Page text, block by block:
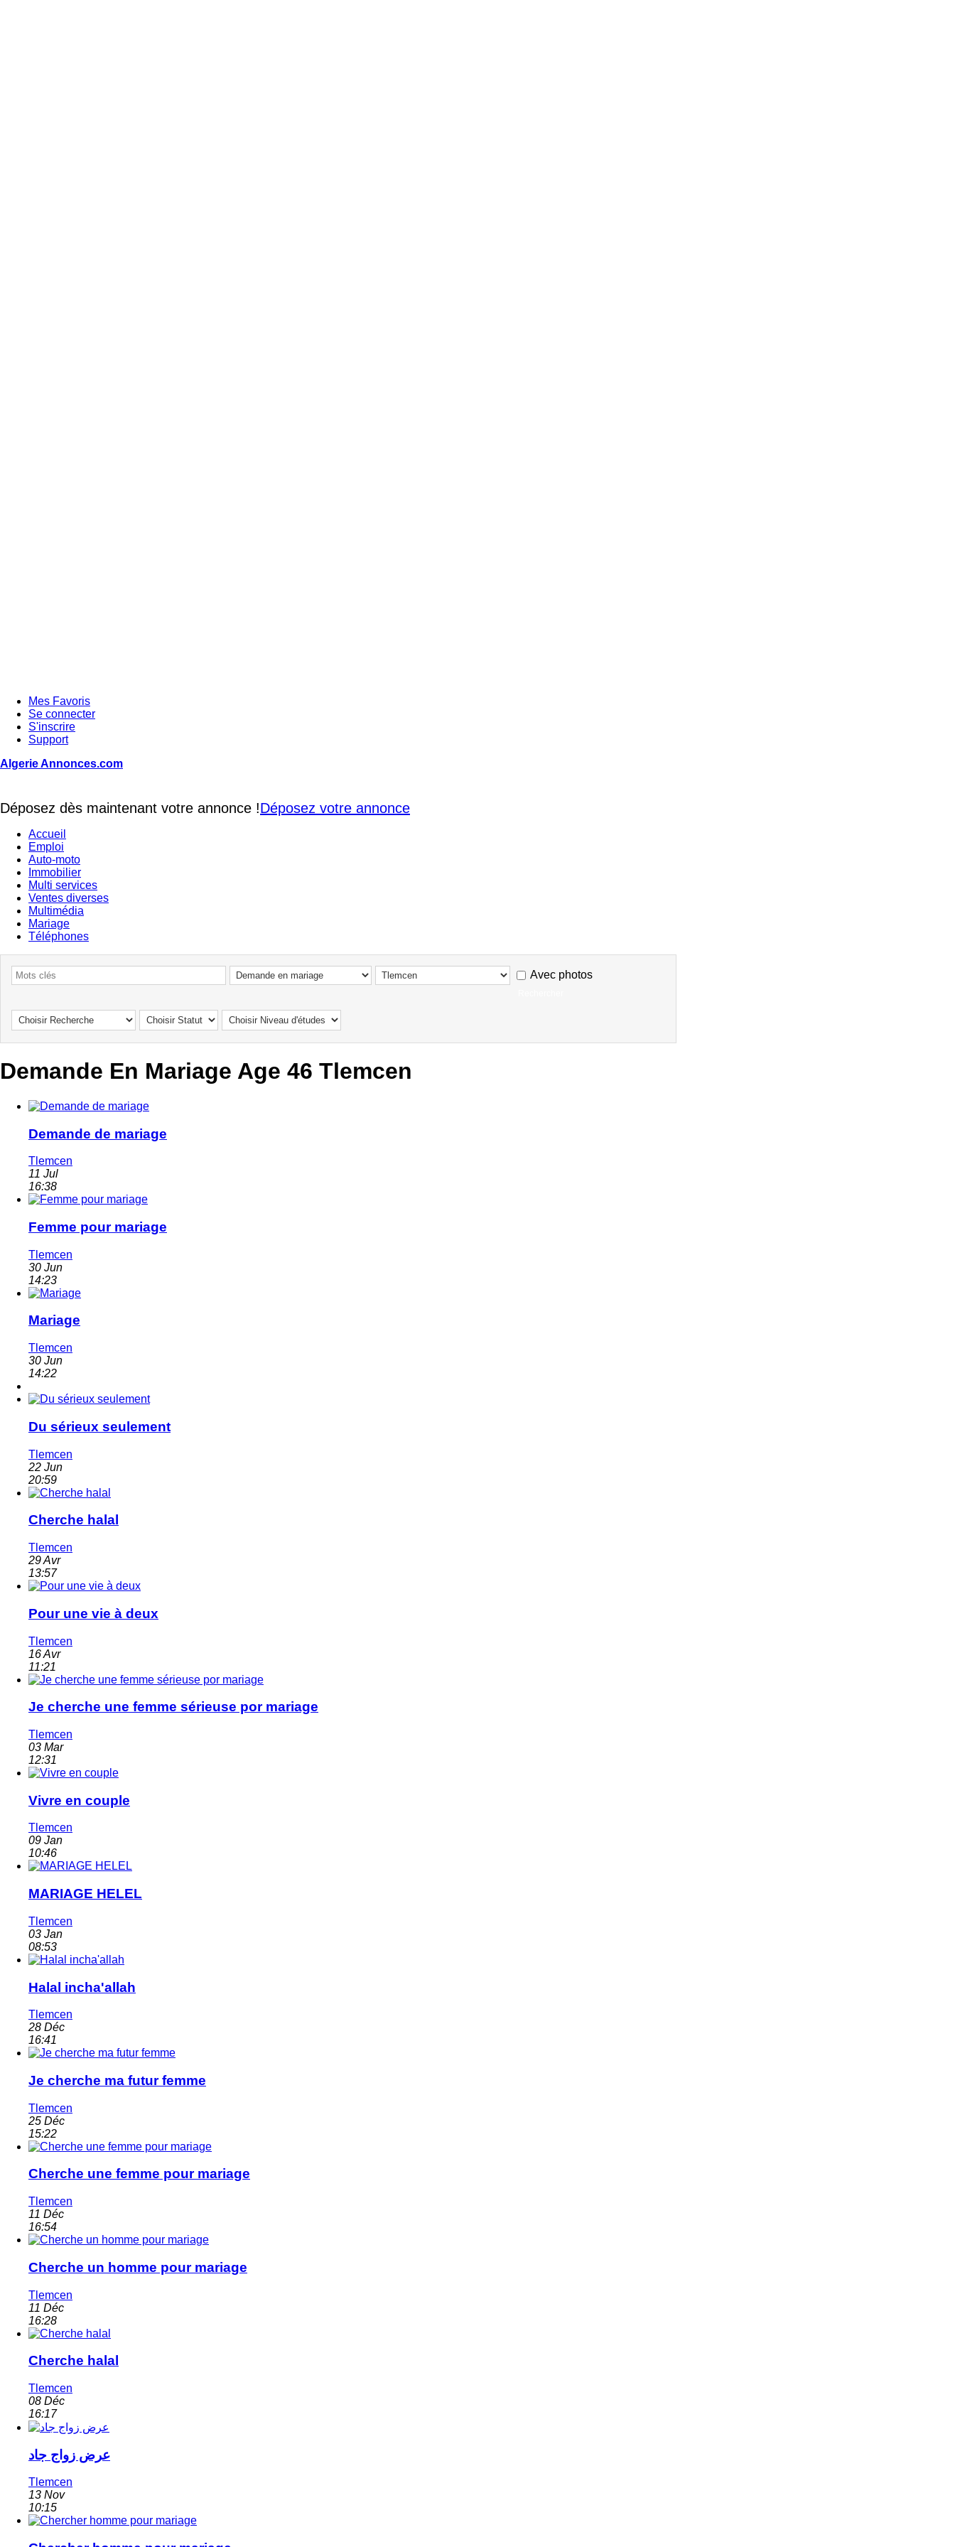
Mes Favoris
Se connecter
S'inscrire
Support
Algerie Annonces.com
Déposez dès maintenant votre annonce !Déposez votre annonce
Accueil
Emploi
Auto-moto
Immobilier
Multi services
Ventes diverses
Multimédia
Mariage
Téléphones
Avec photos
Demande En Mariage Age 46 Tlemcen
Demande de mariage
Tlemcen
11 Jul
16:38
Femme pour mariage
Tlemcen
30 Jun
14:23
Mariage
Tlemcen
30 Jun
14:22
Du sérieux seulement
Tlemcen
22 Jun
20:59
Cherche halal
Tlemcen
29 Avr
13:57
Pour une vie à deux
Tlemcen
16 Avr
11:21
Je cherche une femme sérieuse por mariage
Tlemcen
03 Mar
12:31
Vivre en couple
Tlemcen
09 Jan
10:46
MARIAGE HELEL
Tlemcen
03 Jan
08:53
Halal incha'allah
Tlemcen
28 Déc
16:41
Je cherche ma futur femme
Tlemcen
25 Déc
15:22
Cherche une femme pour mariage
Tlemcen
11 Déc
16:54
Cherche un homme pour mariage
Tlemcen
11 Déc
16:28
Cherche halal
Tlemcen
08 Déc
16:17
عرض زواج جاد
Tlemcen
13 Nov
10:15